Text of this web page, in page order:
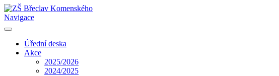
Navigace
Úřední deska
Akce
2025/2026
2024/2025